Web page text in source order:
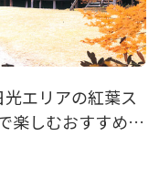
光エリアの紅葉ス
しむおすすめ情